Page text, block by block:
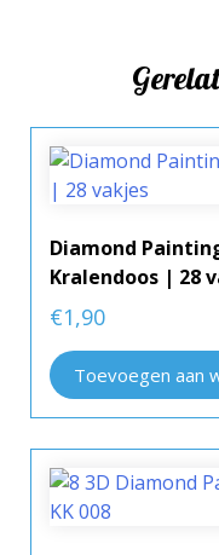
Diamond
Kralendoos | 28
€1,90
Toevoegen aan